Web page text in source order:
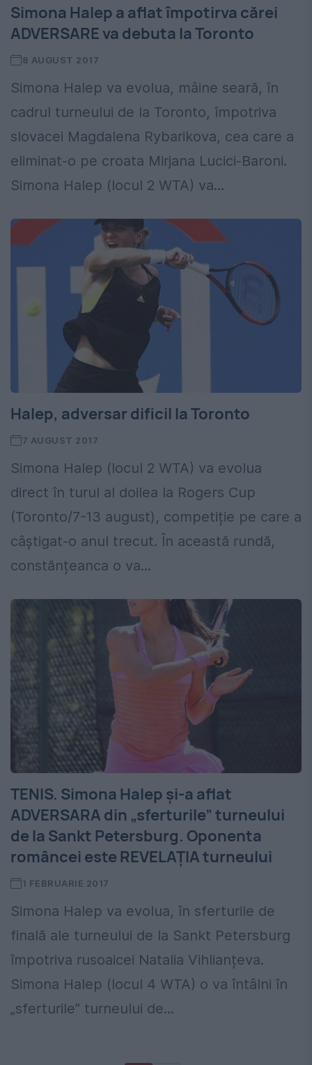
Simona Halep a aflat împotirva cărei
ADVERSARE va debuta la Toronto
8 AUGUST 2017
Simona Halep va evolua, mâine seară, în
cadrul turneului de la Toronto, împotriva
slovacei Magdalena Rybarikova, cea care a
eliminat-o pe croata Mirjana Lucici-Baroni.
Simona Halep (locul 2 WTA) va...
Halep, adversar dificil la Toronto
7 AUGUST 2017
Simona Halep (locul 2 WTA) va evolua
direct în turul al doilea la Rogers Cup
(Toronto/7-13 august), competiție pe care a
câștigat-o anul trecut. În această rundă,
constănțeanca o va...
TENIS. Simona Halep și-a aflat
ADVERSARA din „sferturile” turneului
de la Sankt Petersburg. Oponenta
româncei este REVELAȚIA turneului
1 FEBRUARIE 2017
Simona Halep va evolua, în sferturile de
finală ale turneului de la Sankt Petersburg
împotriva rusoaicei Natalia Vihlianțeva.
Simona Halep (locul 4 WTA) o va întâlni în
„sferturile” turneului de...